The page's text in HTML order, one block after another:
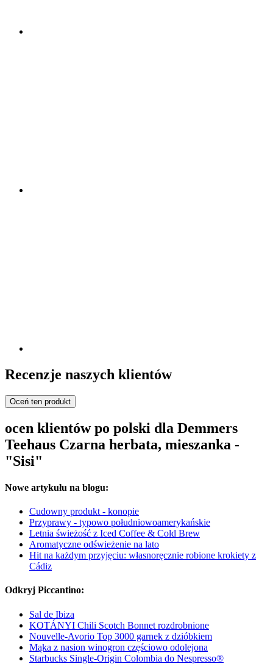
Recenzje naszych klientów
Oceń ten produkt
ocen klientów po polski dla Demmers
Teehaus Czarna herbata, mieszanka -
"Sisi"
Nowe artykułu na blogu:
Cudowny produkt - konopie
Przyprawy - typowo południowoamerykańskie
Letnia świeżość z Iced Coffee & Cold Brew
Aromatyczne odświeżenie na lato
Hit na każdym przyjęciu: własnoręcznie robione krokiety z
Cádiz
Odkryj Piccantino:
Sal de Ibiza
KOTÁNYI Chili Scotch Bonnet rozdrobnione
Nouvelle-Avorio Top 3000 garnek z dzióbkiem
Mąka z nasion winogron częściowo odolejona
Starbucks Single-Origin Colombia do Nespresso®